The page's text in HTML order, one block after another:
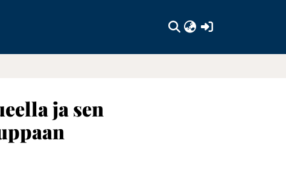
ja sen